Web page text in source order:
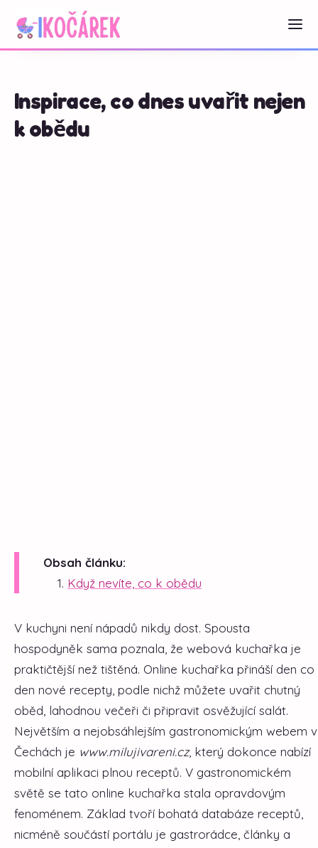
Inspirace, co dnes uvařit nejen
k obědu
Obsah článku:
Když nevíte, co k obědu
V kuchyni není nápadů nikdy dost. Spousta
hospodyněk sama poznala, že webová kuchařka je
praktičtější než tištěná. Online kuchařka přináší den co
den nové recepty, podle nichž můžete uvařit chutný
oběd, lahodnou večeři či připravit osvěžující salát.
Největším a nejobsáhlejším gastronomickým webem v
Čechách je www.milujivareni.cz, který dokonce nabízí
mobilní aplikaci plnou receptů. V gastronomickém
světě se tato online kuchařka stala opravdovým
fenoménem. Základ tvoří bohatá databáze receptů,
nicméně součástí portálu je gastrorádce, články a